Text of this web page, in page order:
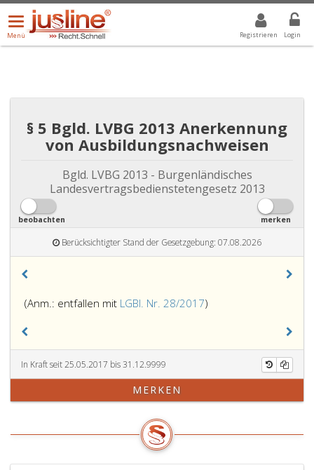
Registrieren Login
Menü
öffnen/schließen
Menü
ALLE DROPDOWN: GEWÄHLTER WERT IST ALLE
§ 5 Bgld. LVBG 2013 Anerkennung
von Ausbildungsnachweisen
Bgld. LVBG 2013 - Burgenländisches
Landesvertragsbedienstetengesetz 2013
beobachten merken
Berücksichtigter Stand der Gesetzgebung: 07.08.2026
(Anm.: entfallen mit LGBl. Nr. 28/2017)
In Kraft seit 25.05.2017 bis 31.12.9999
MERKEN